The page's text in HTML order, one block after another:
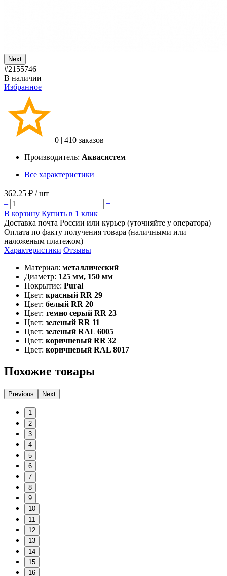
Next
#2155746
В наличии
Избранное
0 | 410 заказов
Производитель: Аквасистем
Все характеристики
362.25 ₽ / шт
–
+
В корзину Купить в 1 клик
Доставка почта России или курьер (уточняйте у оператора)
Оплата по факту получения товара (наличными или
наложеным платежом)
Характеристики Отзывы
Материал: металлический
Диаметр: 125 мм, 150 мм
Покрытие: Pural
Цвет: красный RR 29
Цвет: белый RR 20
Цвет: темно серый RR 23
Цвет: зеленый RR 11
Цвет: зеленый RAL 6005
Цвет: коричневый RR 32
Цвет: коричневый RAL 8017
Похожие товары
Previous Next
1
2
3
4
5
6
7
8
9
10
11
12
13
14
15
16